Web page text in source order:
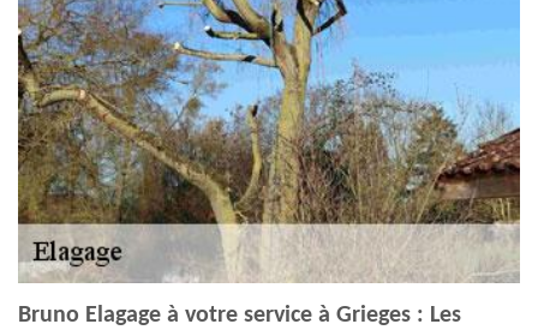
Bruno Elagage à votre service à Grieges : Les